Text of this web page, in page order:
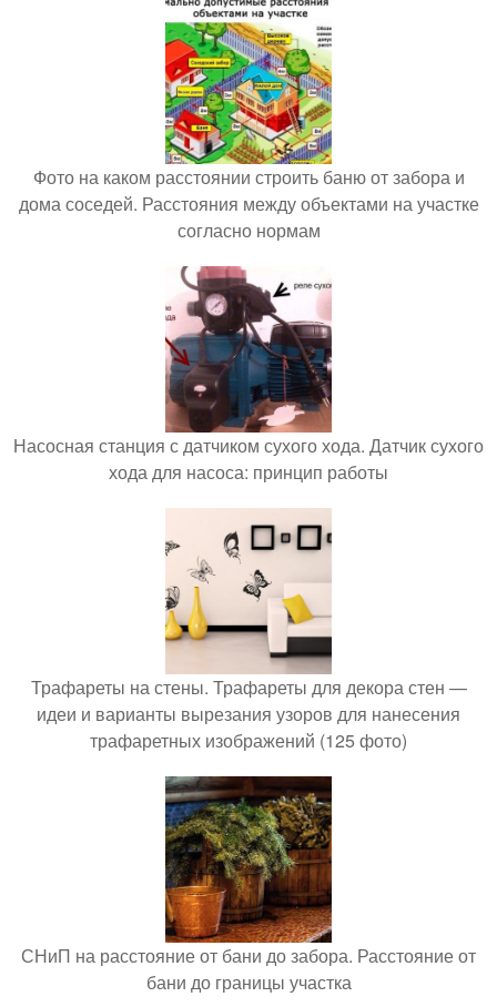
Фото на каком расстоянии строить баню от забора и
дома соседей. Расстояния между объектами на участке
согласно нормам
Насосная станция с датчиком сухого хода. Датчик сухого
хода для насоса: принцип работы
Трафареты на стены. Трафареты для декора стен —
идеи и варианты вырезания узоров для нанесения
трафаретных изображений (125 фото)
СНиП на расстояние от бани до забора. Расстояние от
бани до границы участка